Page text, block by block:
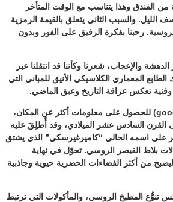
الفندق وهذا يتناسب مع الوقت المتأخر
والسبب الثاني يتعلق بالقيمة الرمزية
رحبنا بفكرة الرفيق على الفور وبدون
والإعجاب، شعرنا وكأننا قد انتقلنا عبر
المعماري الكلاسيكي الأنيق للمباني التي
تعكس عراقة التاريخ وعبق الماضي.
عملتُ – لاحقاً – (search) بسيط على محرك البحث (google) للحصول على معلومات أكثر عن المكان،
القرن السادس عشر الميلادي، وقد أُطلِقَ عليه
على اسمه الحالي “كاميرغيرسكي” الذي يشتق
بلاط القيصر الروسي. تحوّل في نهاية
من أكثر الفضاءات الحضرية حيوية وجاذبية
تنوُّع المطبخ الروسي، والمأكولات التي ترتبط